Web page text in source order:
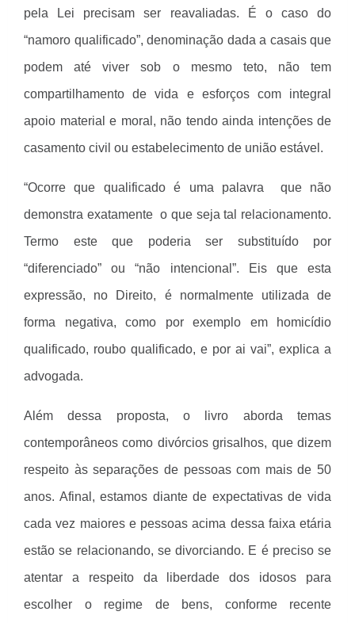
pela Lei precisam ser reavaliadas. É o caso do
“namoro qualificado”, denominação dada a casais que
podem até viver sob o mesmo teto, não tem
compartilhamento de vida e esforços com integral
apoio material e moral, não tendo ainda intenções de
casamento civil ou estabelecimento de união estável.
“Ocorre que qualificado é uma palavra que não
demonstra exatamente o que seja tal relacionamento.
Termo este que poderia ser substituído por
“diferenciado” ou “não intencional”. Eis que esta
expressão, no Direito, é normalmente utilizada de
forma negativa, como por exemplo em homicídio
qualificado, roubo qualificado, e por ai vai”, explica a
advogada.
Além dessa proposta, o livro aborda temas
contemporâneos como divórcios grisalhos, que dizem
respeito às separações de pessoas com mais de 50
anos. Afinal, estamos diante de expectativas de vida
cada vez maiores e pessoas acima dessa faixa etária
estão se relacionando, se divorciando. E é preciso se
atentar a respeito da liberdade dos idosos para
escolher o regime de bens, conforme recente